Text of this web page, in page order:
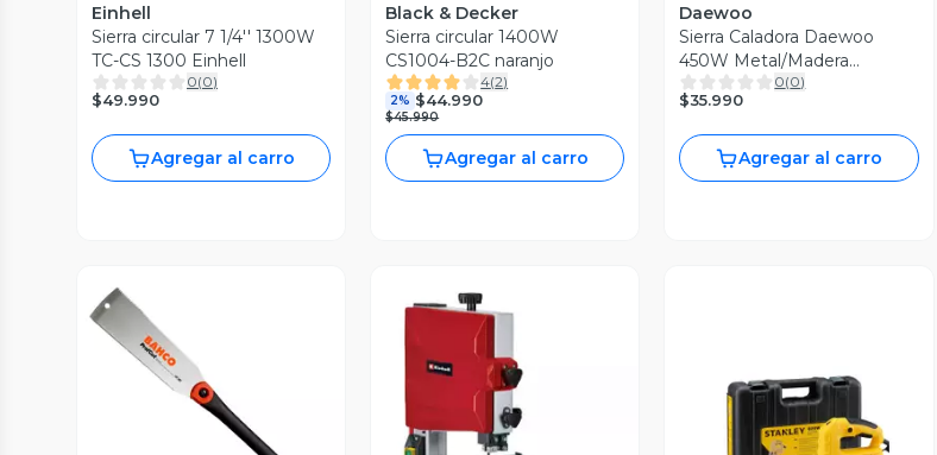
Einhell
Sierra circular 7 1/4'' 1300W
TC-CS 1300 Einhell
0(0)
$49.990
Agregar al carro
Black & Decker
Sierra circular 1400W
CS1004-B2C naranjo
4(2)
2% $44.990
$45.990
Agregar al carro
Daewoo
Sierra Caladora Daewoo
450W Metal/Madera
DAJS450 + 5 Sierras
0(0)
$35.990
Agregar al carro
Vista Previa